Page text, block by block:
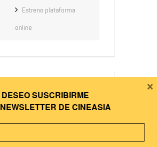
Estreno plataforma
online
+ Añadir Google Calendar
DESEO SUSCRIBIRME
NEWSLETTER DE CINEASIA
×